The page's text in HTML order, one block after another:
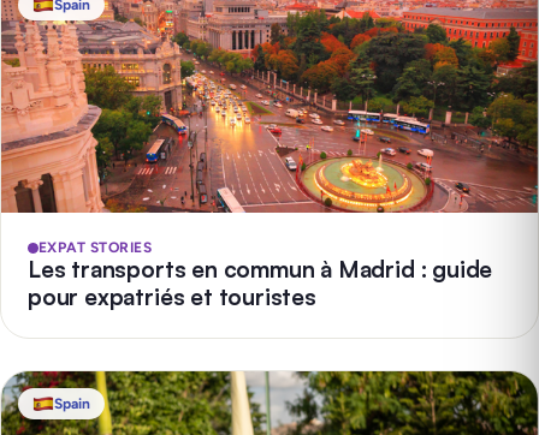
Spain
EXPAT STORIES
Les transports en commun à Madrid : guide
pour expatriés et touristes
Spain